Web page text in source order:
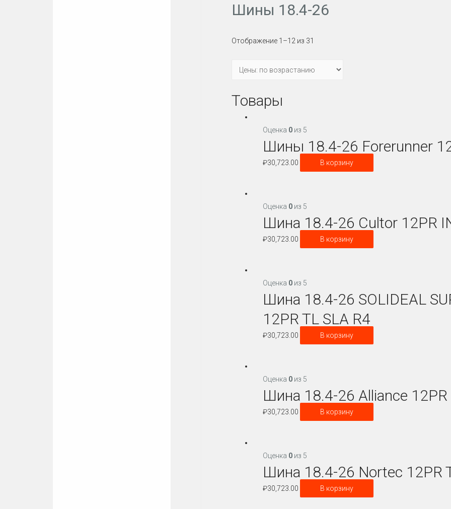
Шины 18.4-26
Отображение 1–12 из 31
Товары
Оценка 0из 5
Шины 18.4-26 Forerunner
₽30,723.00 В корзину
Оценка 0из 5
Шина 18.4-26 Cultor 12PR
₽30,723.00 В корзину
Оценка 0из 5
Шина 18.4-26 SOLIDEAL
12PR TL SLA R4
₽30,723.00 В корзину
Оценка 0из 5
Шина 18.4-26 Alliance 12PR
₽30,723.00 В корзину
Оценка 0из 5
Шина 18.4-26 Nortec 12PR
₽30,723.00 В корзину